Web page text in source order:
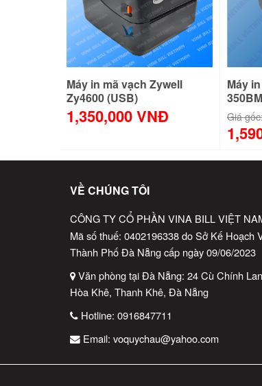
Máy in mã vạch Zywell
Zy4600 (USB)
1,350,000 VNĐ
Máy
Giá
VỀ CHÚNG TÔI
CÔNG TY CỔ PHẦN VINA BILL VIỆT
Mã số thuế: 0402196338 do Sở Kế Hoạch
Thành Phố Đà Nẵng cấp ngày 09/06/2023
Văn phòng tại Đà Nẵng: 24 Cù Chính
Hòa Khê, Thanh Khê, Đà Nẵng
Hotline: 0916847711
Email: voquychau@yahoo.com